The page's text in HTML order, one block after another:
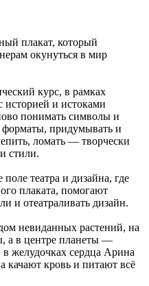
плакат, который
окунуться в мир
курс, в рамках
историей и истоками
понимать символы и
форматы, придумывать и
ломать — творчески
стили.
театра и дизайна, где
плаката, помогают
и отеатраливать дизайн.
невиданных растений, на
а в центре планеты —
желудочках сердца Арина
качают кровь и питают всё